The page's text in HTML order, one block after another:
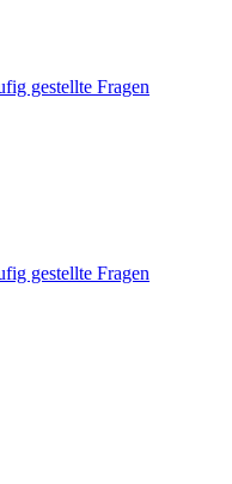
gestellte Fragen
gestellte Fragen